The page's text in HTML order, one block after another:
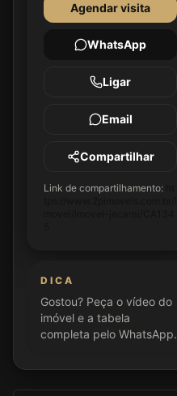
Agendar visita
WhatsApp
Ligar
Email
Compartilhar
Link de compartilhamento:
DICA
Gostou? Peça o vídeo do
imóvel e a tabela
completa pelo WhatsApp.